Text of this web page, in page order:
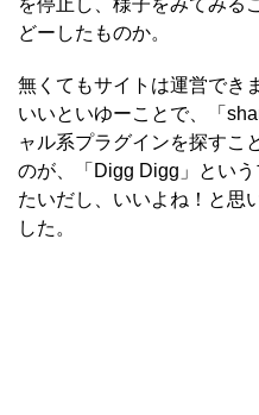
を停止し、様子をみてみる
どーしたものか。
無くてもサイトは運営でき
いいといゆーことで、「
ャル系プラグインを探すこ
のが、「Digg Digg」とい
たいだし、いいよね！と思
した。